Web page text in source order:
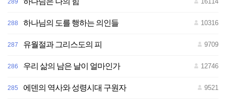
ⓒ
님
회
전
재
289
288 하나님의 도를 행하는 의인들 10316
287 유월절과 그리스도의 피 9709
286 우리 삶의 남은 날이 얼마인가 12746
285 에덴의 역사와 성령시대 구원자 9521